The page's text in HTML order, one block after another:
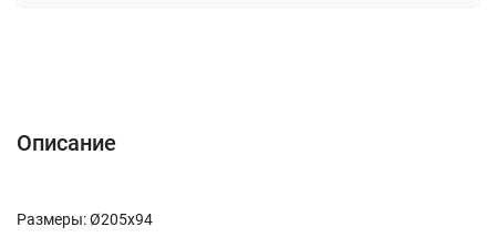
Описание
Размеры: Ø205х94